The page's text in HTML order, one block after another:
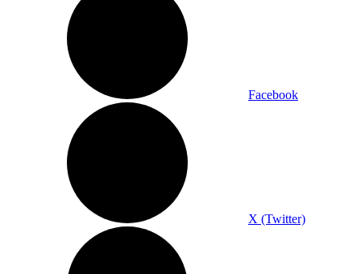
Facebook
X (Twitter)